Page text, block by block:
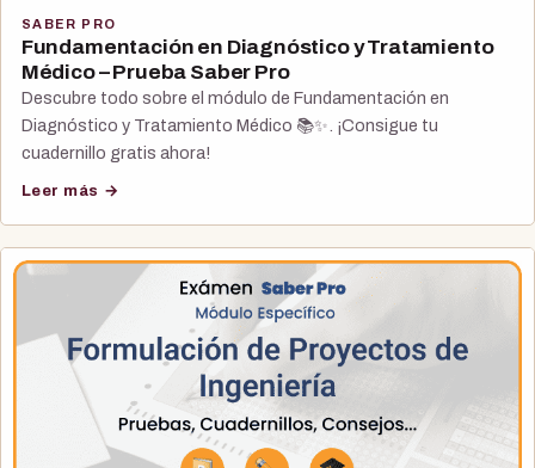
SABER PRO
Fundamentación en Diagnóstico y Tratamiento
Médico – Prueba Saber Pro
Descubre todo sobre el módulo de Fundamentación en
Diagnóstico y Tratamiento Médico 📚✨. ¡Consigue tu
cuadernillo gratis ahora!
Leer más →